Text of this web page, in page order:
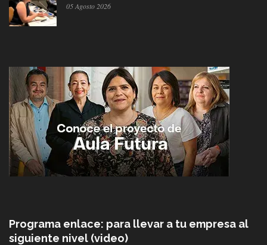
05 Agosto 2026
Programa enlace: para llevar a tu empresa al
siguiente nivel (video)